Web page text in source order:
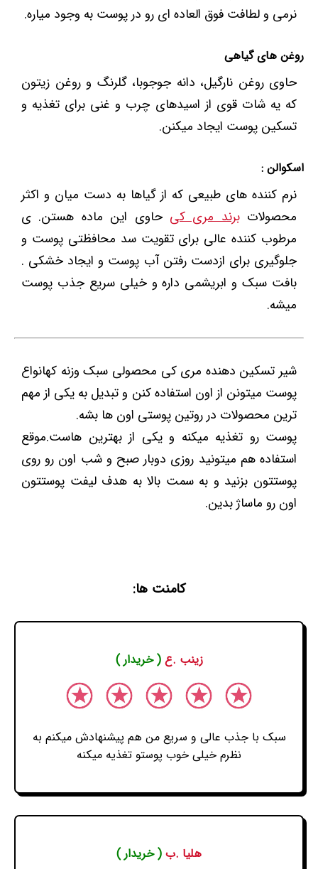
نرمی و لطافت فوق العاده ای رو در پوست به وجود میاره.
روغن های گیاهی
حاوی روغن نارگیل، دانه جوجوبا، گلرنگ و روغن زیتون
که یه شات قوی از اسیدهای چرب و غنی برای تغذیه و
تسکین پوست ایجاد میکنن.
اسکوالن :
نرم کننده های طبیعی که از گیاها به دست میان و اکثر
محصولاتبرند مری کی حاوی این ماده هستن. ی
مرطوب کننده عالی برای تقویت سد محافظتی پوست و
جلوگیری برای ازدست رفتن آب پوست و ایجاد خشکی .
بافت سبک و ابریشمی داره و خیلی سریع جذب پوست
میشه.
شیر تسکین دهنده مری کی محصولی سبک وزنه کهانواع
پوست میتونن از اون استفاده کنن و تبدیل به یکی از مهم
ترین محصولات در روتین پوستی اون ها بشه.
پوست رو تغذیه میکنه و یکی از بهترین هاست.موقع
استفاده هم میتونید روزی دوبار صبح و شب اون رو روی
پوستتون بزنید و به سمت بالا به هدف لیفت پوستتون
اون رو ماساژ بدین.
کامنت ها:
زینب .ع( خریدار )
سبک با جذب عالی و سریع من هم پیشنهادش میکنم به
نظرم خیلی خوب پوستو تغذیه میکنه
هلیا .ب ( خریدار )